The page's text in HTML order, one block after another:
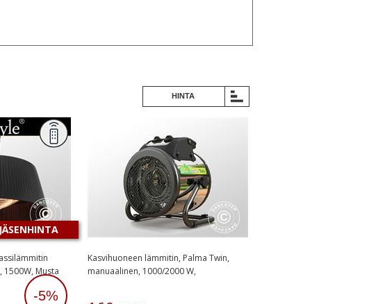
HINTA
1500W, Musta
-5%
JÄSENHINTA
Kasvihuoneen lämmitin, Palma Twin,
manuaalinen, 1000/2000 W,